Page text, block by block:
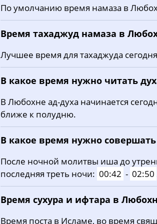
20, Чт
03:23
21, Пт
03:26
22, Сб
03:29
25, Вт
26, Ср
03:40
27, Чт
03:43
28, Пт
03:45
29, Сб
03:48
30, Вс
03:51
По умолчанию время намаза в
Время тахаджуд намаза в
Лучшее время для тахаджуда
В какое время нужно читать
В Любохне ад-духа начинается
ближе к полудню.
В какое время нужно
После ночной молитвы иша до
последняя треть ночи: 00:42 - 02:50
Время сухура и ифтара в
Время поста в Исламе, во время